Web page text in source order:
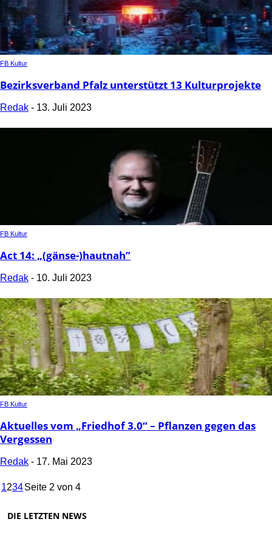
FB Kultur
Bezirksverband Pfalz unterstützt 13 Kulturprojekte
Redak - 13. Juli 2023
FB Kultur
Act 14: „(gänse-)hautnah”
Redak - 10. Juli 2023
FB Kultur
Aktuelles vom „Friedhof 3.0“ – Pflanzen gegen das
Vergessen
Redak - 17. Mai 2023
1234Seite 2 von 4
DIE LETZTEN NEWS